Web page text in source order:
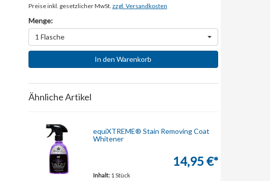
Preise inkl. gesetzlicher MwSt. zzgl. Versandkosten
Menge:
1 Flasche
In den Warenkorb
Ähnliche Artikel
equiXTREME® Stain Removing Coat
Whitener
14,95 €*
Inhalt: 1 Stück